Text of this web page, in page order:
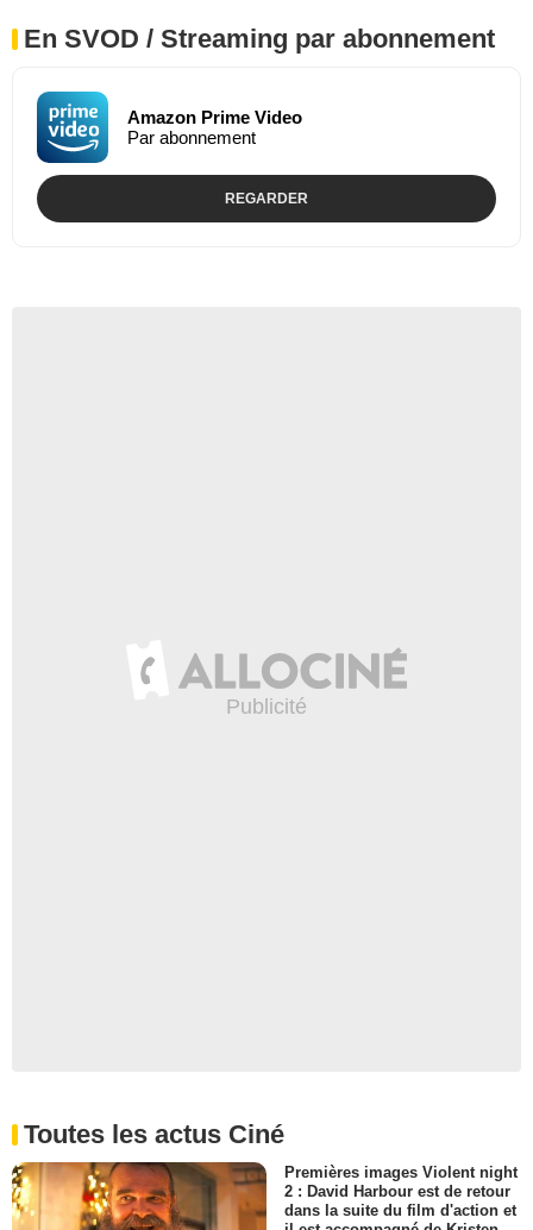
En SVOD / Streaming par abonnement
Amazon Prime Video
Par abonnement
REGARDER
Toutes les actus Ciné
Premières images Violent night
2 : David Harbour est de retour
dans la suite du film d'action et